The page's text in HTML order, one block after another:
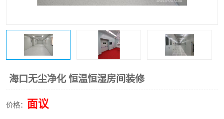
海口无尘净化 恒温恒湿房间装修
价格： 面议